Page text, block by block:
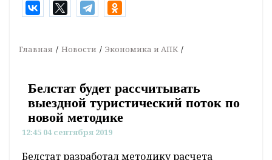
Главная Новости Экономика и АПК
Белстат будет рассчитывать
выездной туристический поток по
новой методике
12:45 04 сентября 2019